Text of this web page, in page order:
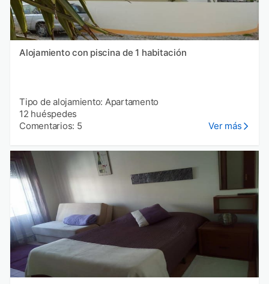
Alojamiento con piscina de 1 habitación
Tipo de alojamiento: Apartamento
12 huéspedes
Comentarios: 5
Ver más